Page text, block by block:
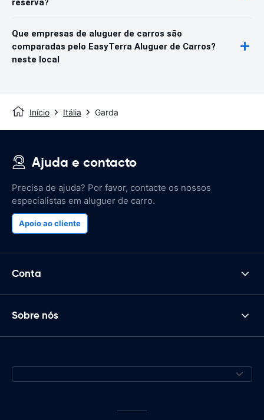
reserva?
Que empresas de aluguer de carros são
comparadas pelo EasyTerra Aluguer de Carros?
neste local
Início Itália Garda
Ajuda e contacto
Precisa de ajuda? Por favor, contacte os nossos
especialistas em aluguer de carro.
Apoio ao cliente
Conta
Sobre nós